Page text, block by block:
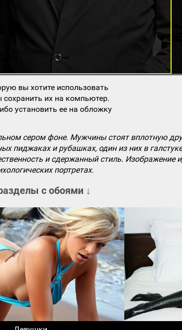
вы хотите использовать
сохранить их на компьютер.
установить ее на обложку
сером фоне. Мужчины стоят вплотную
пиджаках и рубашках, один из них в
и сдержанный стиль. Изображение
портретах.
с обоями ↓